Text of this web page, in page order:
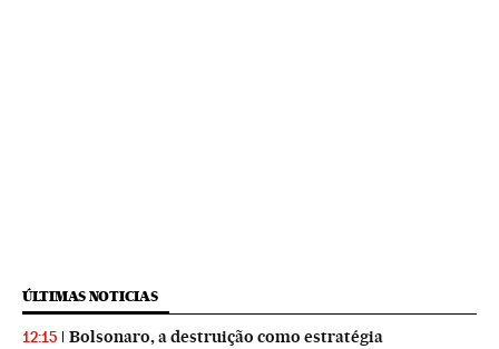
ÚLTIMAS NOTICIAS
12:15 Bolsonaro, a destruição como estratégia